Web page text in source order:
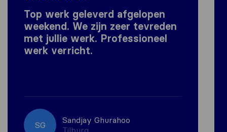
Top werk geleverd afgelopen
weekend. We zijn zeer tevreden
met jullie werk. Professioneel
werk verricht.
SG
Sandjay Ghurahoo